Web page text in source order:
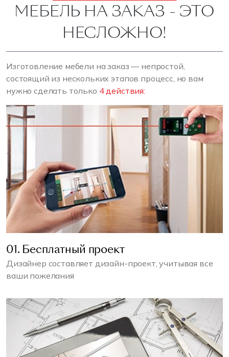
МЕБЕЛЬ НА ЗАКАЗ - ЭТО
НЕСЛОЖНО!
Изготовление мебели на заказ — непростой,
состоящий из нескольких этапов процесс, но вам
нужно сделать только 4 действия:
01. Бесплатный проект
Дизайнер составляет дизайн-проект, учитывая все
ваши пожелания